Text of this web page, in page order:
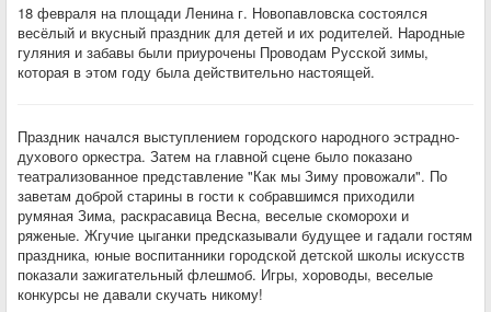
18 февраля на площади Ленина г. Новопавловска состоялся
весёлый и вкусный праздник для детей и их родителей. Народные
гуляния и забавы были приурочены Проводам Русской зимы,
которая в этом году была действительно настоящей.
Праздник начался выступлением городского народного эстрадно-
духового оркестра. Затем на главной сцене было показано
театрализованное представление "Как мы Зиму провожали". По
заветам доброй старины в гости к собравшимся приходили
румяная Зима, раскрасавица Весна, веселые скоморохи и
ряженые. Жгучие цыганки предсказывали будущее и гадали гостям
праздника, юные воспитанники городской детской школы искусств
показали зажигательный флешмоб. Игры, хороводы, веселые
конкурсы не давали скучать никому!